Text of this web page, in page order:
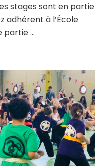
stages sont en partie
adhérent à l’École
partie …